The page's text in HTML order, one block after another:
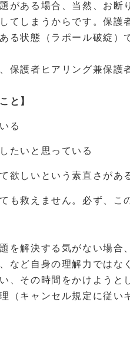
がある場合、当然、お
てしまうからです。保
る状態（ラポール破綻
保護者ヒアリング兼保護
と】
る
たいと思っている
欲しいという素直さがあ
も救えません。必ず、こ
を解決する気がない場
など自身の理解力では
、その時間をかけよう
（キャンセル規定に従い